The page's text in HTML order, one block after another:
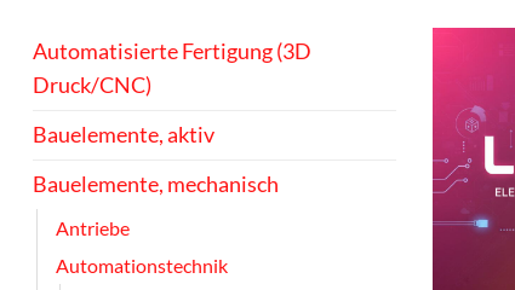
Automatisierte Fertigung (3D
Druck/CNC)
Bauelemente, aktiv
Bauelemente, mechanisch
Antriebe
Automationstechnik